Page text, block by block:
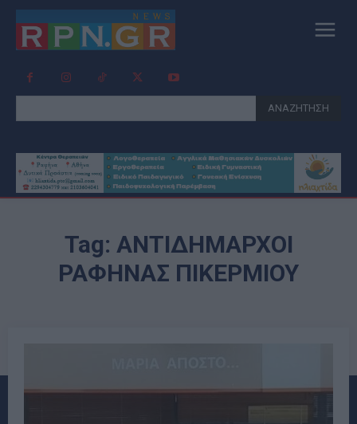
ΑΝΑΖΗΤΗΣΗ
Tag: ΑΝΤΙΔΗΜΑΡΧΟΙ
ΡΑΦΗΝΑΣ ΠΙΚΕΡΜΙΟΥ